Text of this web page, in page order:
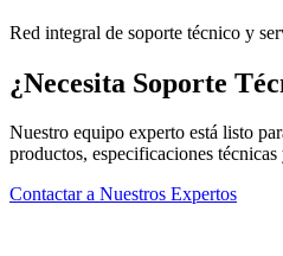
Red integral de soporte técnico y
¿Necesita Soporte
Nuestro equipo experto está listo
productos, especificaciones
Contactar a Nuestros Expertos